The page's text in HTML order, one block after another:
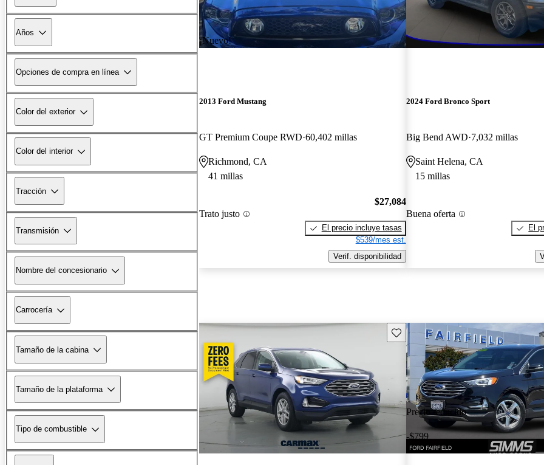
Años
Opciones de compra en línea
Color del exterior
Color del interior
Tracción
Transmisión
Nombre del concesionario
Carrocería
Tamaño de la cabina
Tamaño de la plataforma
Tipo de combustible
¡Nuevo!
2013 Ford Mustang
GT Premium Coupe RWD 60,402 millas
Richmond, CA
41 millas
Trato justo
$27,084
El precio incluye tasas
$539/mes est.
Verif. disponibilidad
2024 Ford Bronco Sport
Big Bend AWD 7,032 millas
Saint Helena, CA
15 millas
Buena oferta
El
Guarda este Aviso
Precio reducido
-$799